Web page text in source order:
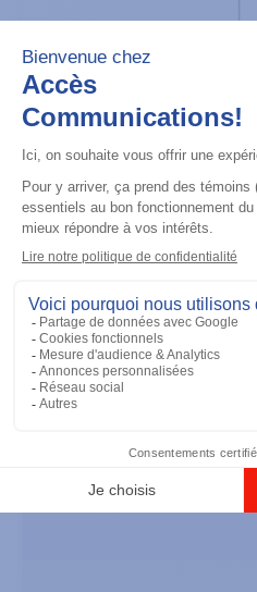
Accessoires général
UHF 3.5dB Gain
Antenna, 470-494